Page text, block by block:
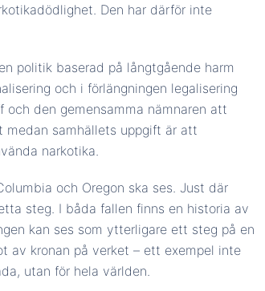
Den har därför inte
politik baserad på långtgående harm
och i förlängningen legalisering
den gemensamma nämnaren att
medan samhällets uppgift är att
narkotika.
och Oregon ska ses. Just där
steg. I båda fallen finns en historia av
kan ses som ytterligare ett steg på en
av kronan på verket – ett exempel inte
utan för hela världen.